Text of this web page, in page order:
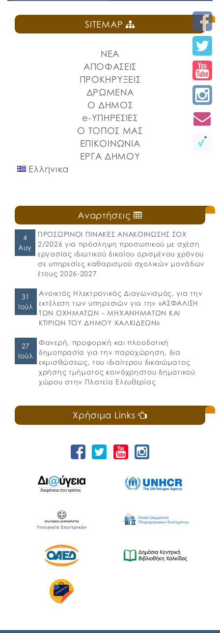
χώρου στην Πλατεία Ελευθερίας
ΠΡΟΚΗΡΥΞΗ ΚΑΝΤΙΝΑ ΠΛΑΤΕΙΑΣ ΕΛΕΥΘΕΡΙΑΣ
SITEMAP
ΝΕΑ
ΑΠΟΦΑΣΕΙΣ
ΠΡΟΚΗΡΥΞΕΙΣ
ΔΡΩΜΕΝΑ
Ο ΔΗΜΟΣ
e-ΥΠΗΡΕΣΙΕΣ
Ο ΤΟΠΟΣ ΜΑΣ
ΕΠΙΚΟΙΝΩΝΙΑ
ΕΡΓΑ ΔΗΜΟΥ
Ελληνικα
Αναρτήσεις
4
Αυγ
ΠΡΟΣΩΡΙΝΟΙ ΠΙΝΑΚΕΣ ΑΝΑΚΟΙΝΩΣΗΣ ΣΟΧ
2/2026 για πρόσληψη προσωπικού με σχέση
εργασίας ιδιωτικού δικαίου ορισμένου χρόνου
σε υπηρεσίες καθαρισμού σχολικών μονάδων
έτους 2026-2027
31
Ιούλ
Ανοικτός Ηλεκτρονικός Διαγωνισμός, για την
εκτέλεση των υπηρεσιών για την «ΑΣΦΑΛΙΣΗ
ΤΩΝ ΟΧΗΜΑΤΩΝ – ΜΗΧΑΝΗΜΑΤΩΝ ΚΑΙ
ΚΤΙΡΙΩΝ ΤΟΥ ΔΗΜΟΥ ΧΑΛΚΙΔΕΩΝ»
27
Ιούλ
Φανερή, προφορική και πλειοδοτική
δημοπρασία για την παραχώρηση, δια
εκμισθώσεως, του ιδιαίτερου δικαιώματος
χρήσης τμήματος κοινόχρηστου δημοτικού
χώρου στην Πλατεία Ελευθερίας
Χρήσιμα Links